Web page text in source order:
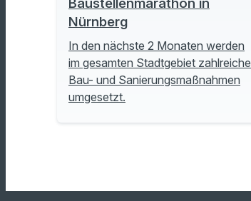
Nürnberg
In den nächste 2 Monaten werden
im gesamten Stadtgebiet zahlreiche
Bau- und Sanierungsmaßnahmen
umgesetzt.